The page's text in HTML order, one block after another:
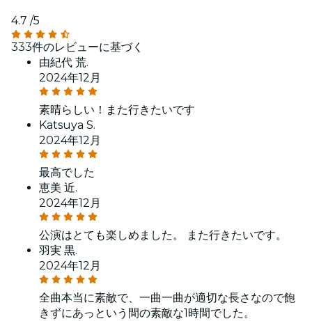
4.7 /5
333件のレビューに基づく
由紀代 荒.
2024年12月
素晴らしい！また行きたいです
Katsuya S.
2024年12月
最高でした
恵美 近.
2024年12月
公演はとても楽しめました。 また行きたいです。
羽実 黒.
2024年12月
全曲本当に素敵で、一曲一曲が適切な長さなので飽
きずにあっという間の素敵な1時間でした。